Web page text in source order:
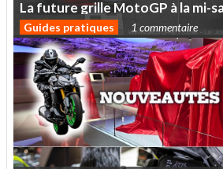
Lafuturegrille MotoGP àlami-
Guides pratiques 1 commentaire